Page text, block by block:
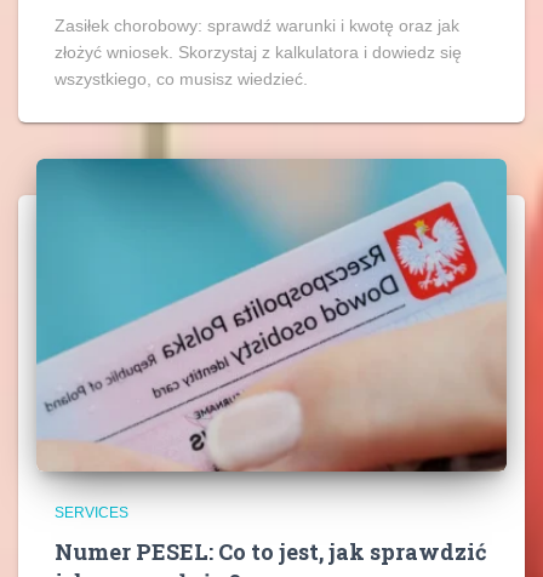
Zasiłek chorobowy: sprawdź warunki i kwotę oraz jak
złożyć wniosek. Skorzystaj z kalkulatora i dowiedz się
wszystkiego, co musisz wiedzieć.
SERVICES
Numer PESEL: Co to jest, jak sprawdzić